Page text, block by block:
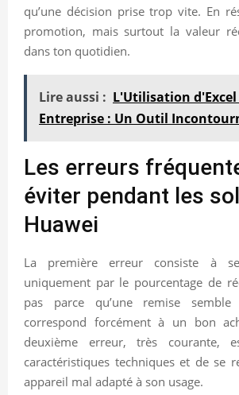
qu’une décision prise trop vite. En
promotion, mais surtout la valeur
dans ton quotidien.
Lire aussi : L'Utilisation d'Excel
Entreprise : Un Outil
Les erreurs
éviter pendant les
Huawei
La première erreur consiste à
uniquement par le pourcentage de
pas parce qu’une remise semble
correspond forcément à un bon
deuxième erreur, très courante,
caractéristiques techniques et de se
appareil mal adapté à son usage.